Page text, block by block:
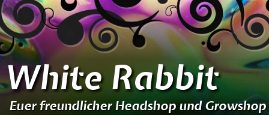
White Rabbit
Euer freundlicher Headshop und Growshop